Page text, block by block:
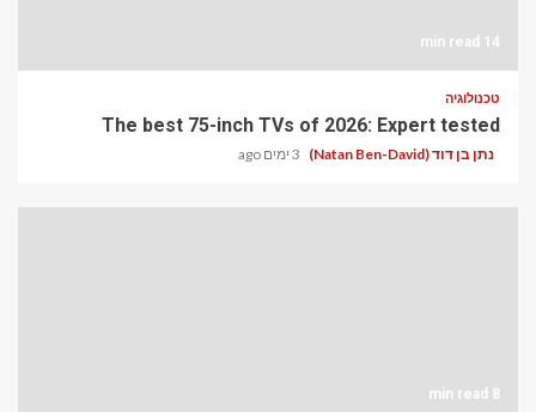
14 min read
טכנולוגיה
The best 75-inch TVs of 2026: Expert tested
נתן בן דוד (Natan Ben-David) 3 ימים ago
8 min read